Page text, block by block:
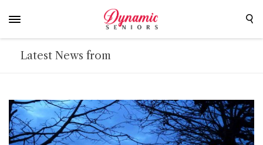
Latest News from